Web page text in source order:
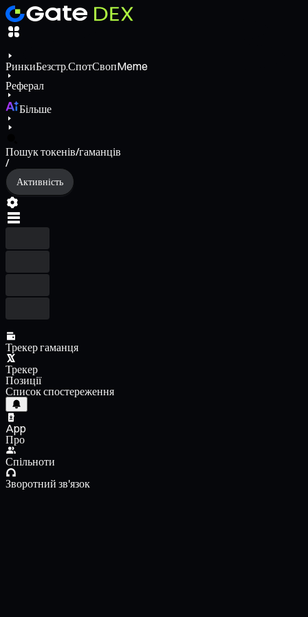
РинкиБезстр.СпотСвопMeme
Реферал
Більше
Пошук токенів/гаманців
/
Активність
Трекер гаманця
Трекер
Позиції
Список спостереження
App
Про
Спільноти
Зворотний зв'язок